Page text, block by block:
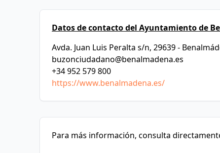
Datos de contacto del Ayuntamiento de
Avda. Juan Luis Peralta s/n, 29639 -
buzonciudadano@benalmadena.es
+34 952 579 800
https://www.benalmadena.es/
Para más información, consulta